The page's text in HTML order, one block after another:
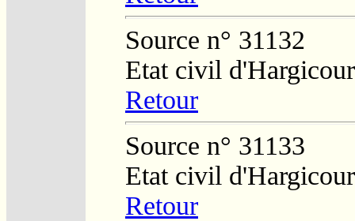
Source n° 31132
Etat civil
Retour
Source n° 31133
Etat civil
Retour